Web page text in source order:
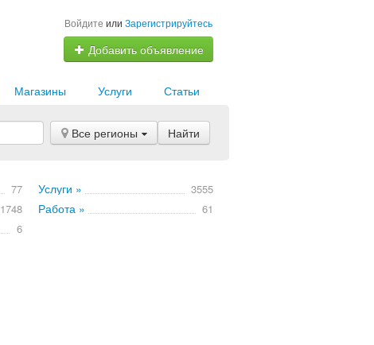
Войдите или Зарегистрируйтесь
Добавить объявление
Статьи
Услуги
Магазины
Все регионы Найти
77 Услуги » 3555
1748 Работа » 61
6